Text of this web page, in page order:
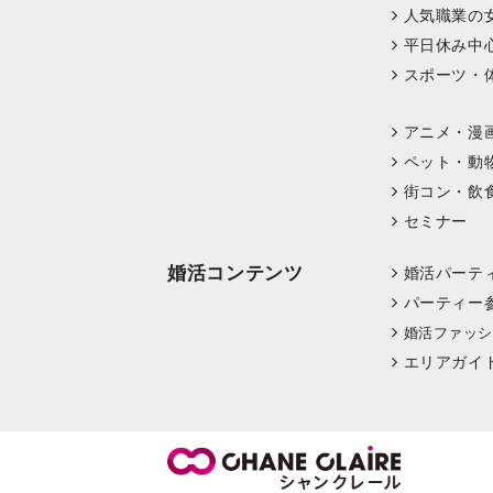
人気職業の
平日休み中
スポーツ・
アニメ・漫
ペット・動
街コン・飲
セミナー
婚活コンテンツ
婚活パーテ
パーティー
婚活ファッ
エリアガイ